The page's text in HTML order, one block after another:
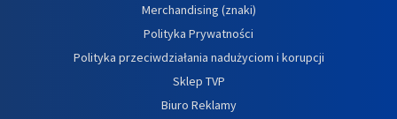
Merchandising (znaki)
Polityka Prywatności
Polityka przeciwdziałania nadużyciom i korupcji
Sklep TVP
Biuro Reklamy